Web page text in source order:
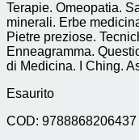
Terapie. Omeopatia.
minerali. Erbe
Pietre preziose.
Enneagramma.
di Medicina. I Ching.
Esaurito
COD: 9788868206437